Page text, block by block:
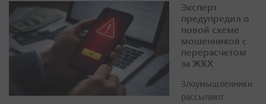
Эксперт
предупредил о
новой схеме
мошенников с
перерасчетом
за ЖКХ
Злоумышленники
рассылают